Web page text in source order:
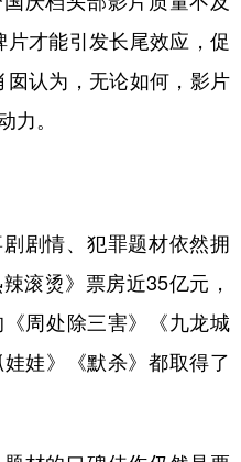
片才能引发长尾效应，促
囡认为，无论如何，影片
力。
剧情、犯罪题材依然拥
滚烫》票房近35亿元，
周处除三害》《九龙城
娃》《默杀》都取得了